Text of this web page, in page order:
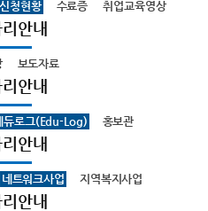
신청현황 수료증 취업교육영상
안내
보도자료
안내
듀로그(Edu-Log) 홍보관
안내
네트워크사업 지역복지사업
안내